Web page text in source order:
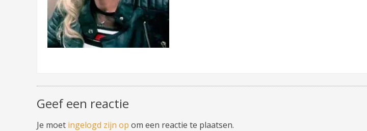
Geef een reactie
Je moet ingelogd zijn op om een reactie te plaatsen.